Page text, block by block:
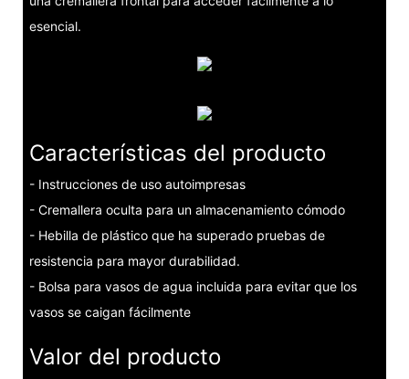
esencial.
Características del producto
- Instrucciones de uso autoimpresas
- Cremallera oculta para un almacenamiento cómodo
- Hebilla de plástico que ha superado pruebas de
resistencia para mayor durabilidad.
- Bolsa para vasos de agua incluida para evitar que los
vasos se caigan fácilmente
Valor del producto